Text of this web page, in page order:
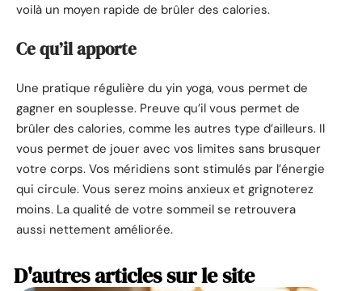
voilà un moyen rapide de brûler des calories.
Ce qu’il apporte
Une pratique régulière du yin yoga, vous permet de
gagner en souplesse. Preuve qu’il vous permet de
brûler des calories, comme les autres type d’ailleurs. Il
vous permet de jouer avec vos limites sans brusquer
votre corps. Vos méridiens sont stimulés par l’énergie
qui circule. Vous serez moins anxieux et grignoterez
moins. La qualité de votre sommeil se retrouvera
aussi nettement améliorée.
D'autres articles sur le site